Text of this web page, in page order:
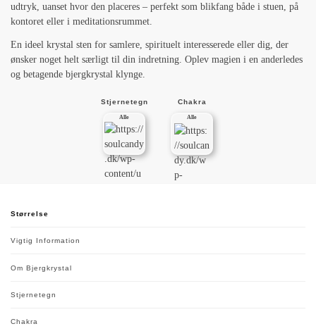
udtryk, uanset hvor den placeres – perfekt som blikfang både i stuen, på
kontoret eller i meditationsrummet.
En ideel krystal sten for samlere, spirituelt interesserede eller dig, der
ønsker noget helt særligt til din indretning. Oplev magien i en anderledes
og betagende bjergkrystal klynge.
Stjernetegn
Alle
Chakra
Alle
Størrelse
Vigtig Information
Om Bjergkrystal
Stjernetegn
Chakra